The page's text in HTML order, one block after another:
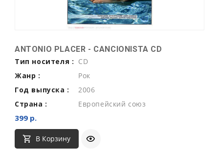
ANTONIO PLACER - CANCIONISTA CD
Тип носителя : CD
Жанр :
Рок
Год выпуска :
2006
Страна :
Европейский союз
399 р.
В Корзину